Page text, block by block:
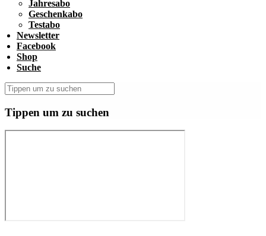
Jahresabo
Geschenkabo
Testabo
Newsletter
Facebook
Shop
Suche
Tippen um zu suchen